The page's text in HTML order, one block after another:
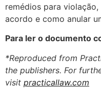
remédios para
acordo e como anular
Para ler o documento
*Reproduced from
the publishers. For
visit practicallaw.com